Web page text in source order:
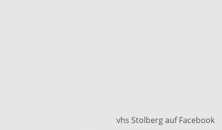
vhs Stolberg auf Facebook